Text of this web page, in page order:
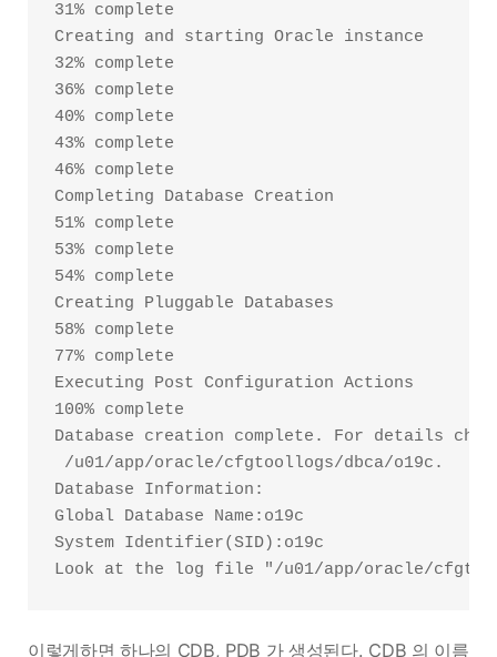
31% complete
Creating and starting Oracle instance
32% complete
36% complete
40% complete
43% complete
46% complete
Completing Database Creation
51% complete
53% complete
54% complete
Creating Pluggable Databases
58% complete
77% complete
Executing Post Configuration Actions
100% complete
Database creation complete. For details
/u01/app/oracle/cfgtoollogs/dbca/o19c.
Database Information:
Global Database Name:o19c
System Identifier(SID):o19c
이렇게하면 하나의 CDB, PDB 가 생성된다. CDB 의 이름